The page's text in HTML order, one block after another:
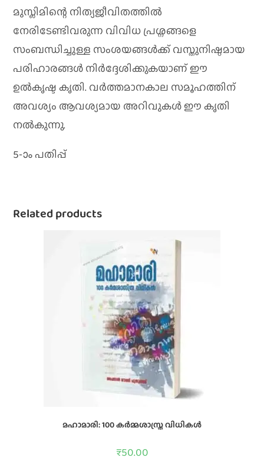
മുസ്ലിമിന്റെ നിത്യജീവിതത്തിൽ
നേരിടേണ്ടിവരുന്ന വിവിധ പ്രശ്നങ്ങളെ
സംബന്ധിച്ചുള്ള സംശയങ്ങൾക്ക് വസ്തുനിഷ്ഠമായ
പരിഹാരങ്ങൾ നിർദ്ദേശിക്കുകയാണ് ഈ
ഉൽകൃഷ്ട കൃതി. വർത്തമാനകാല സമൂഹത്തിന്
അവശ്യം ആവശ്യമായ അറിവുകൾ ഈ കൃതി
നൽകുന്നു.
5-ാം പതിപ്പ്
Related products
മഹാമാരി: 100 കർമ്മശാസ്ത്ര വിധികൾ
₹50.00